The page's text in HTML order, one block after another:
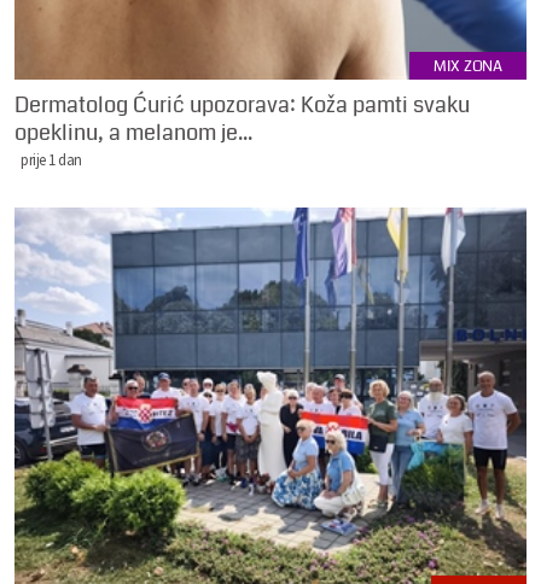
MIX ZONA
Dermatolog Ćurić upozorava: Koža pamti svaku
opeklinu, a melanom je...
prije 1 dan